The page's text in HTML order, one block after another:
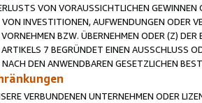
VON VORAUSSICHTLICHEN
INVESTITIONEN, AUFWENDUNGEN ODER
BZW. ÜBERNEHMEN ODER (Z)
7 BEGRÜNDET EINEN AUSSCHLUSS
DEN ANWENDBAREN GESETZLICHEN
VERBUNDENEN UNTERNEHMEN ODER